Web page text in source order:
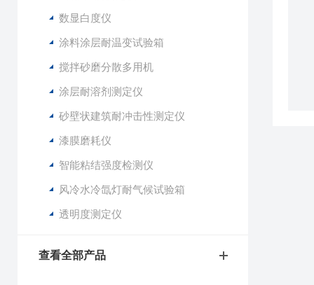
数显白度仪
涂料涂层耐温变试验箱
搅拌砂磨分散多用机
涂层耐溶剂测定仪
砂壁状建筑耐冲击性测定仪
漆膜磨耗仪
智能粘结强度检测仪
风冷水冷氙灯耐气候试验箱
透明度测定仪
查看全部产品